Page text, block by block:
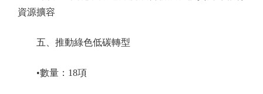
資源擴容
五、推動綠色低碳轉型
•數量：18項